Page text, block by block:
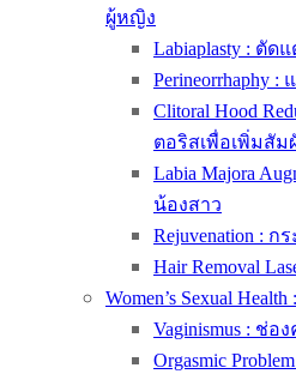
ผู้หญิง
Labiaplasty : ตัด
Perineorrhaphy
Clitoral Hood
ตอริสเพื่อเพิ่มสัม
Labia Majora
น้องสาว
Rejuvenation : ก
Hair Removal
Women’s Sexual
Vaginismus : ช่อ
Orgasmic